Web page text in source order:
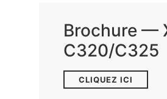
Brochure —
C320/C325
CLIQUEZ ICI